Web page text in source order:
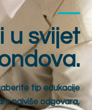
u svijet
tip edukacije
najviše odgovara,